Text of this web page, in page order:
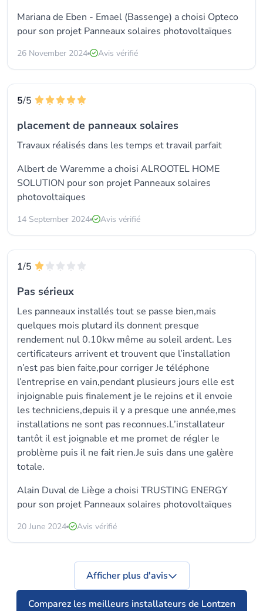
Mariana de Eben - Emael (Bassenge) a choisi Opteco
pour son projet Panneaux solaires photovoltaïques
26 November 2024 Avis vérifié
5/5
placement de panneaux solaires
Travaux réalisés dans les temps et travail parfait
Albert de Waremme a choisi ALROOTEL HOME
SOLUTION pour son projet Panneaux solaires
photovoltaïques
14 September 2024 Avis vérifié
1/5
Pas sérieux
Les panneaux installés tout se passe bien,mais
quelques mois plutard ils donnent presque
rendement nul 0.10kw même au soleil ardent. Les
certificateurs arrivent et trouvent que l’installation
n’est pas bien faite,pour corriger Je téléphone
l’entreprise en vain,pendant plusieurs jours elle est
injoignable puis finalement je le rejoins et il envoie
les techniciens,depuis il y a presque une année,mes
installations ne sont pas reconnues.L’installateur
tantôt il est joignable et me promet de régler le
problème puis il ne fait rien.Je suis dans une galère
totale.
Alain Duval de Liège a choisi TRUSTING ENERGY
pour son projet Panneaux solaires photovoltaïques
20 June 2024 Avis vérifié
Comparez les meilleurs installateurs de Lontzen
Afficher plus d'avis